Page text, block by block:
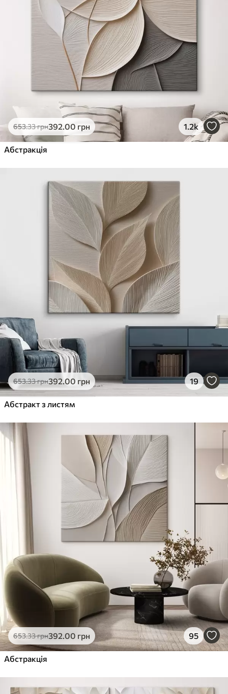
653.33грн392.00 грн 1.2k
Абстракція
653.33грн392.00 грн 19
Абстракт з листям
653.33грн392.00 грн 95
Абстракція